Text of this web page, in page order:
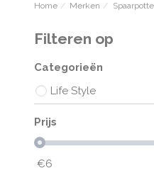
Home Merken
Filteren op
Categorieën
Life Style
Prijs
€6